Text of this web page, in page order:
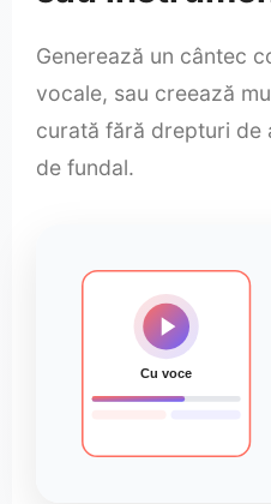
Generează un cântec
vocale, sau creează
curată fără drepturi de
de fundal.
Cu voce